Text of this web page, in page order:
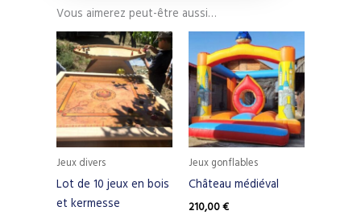
r
e
Vous aimerez peut-être aussi…
Jeux divers
Lot de 10 jeux en bois
et kermesse
Jeux gonflables
Château médiéval
210,00€